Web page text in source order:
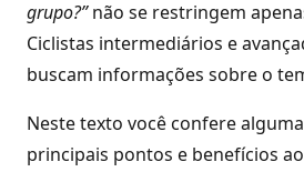
grupo?”não se restringem
Ciclistas intermediários e
buscam informações sobre o
Neste texto você confere
principais pontos e benefícios